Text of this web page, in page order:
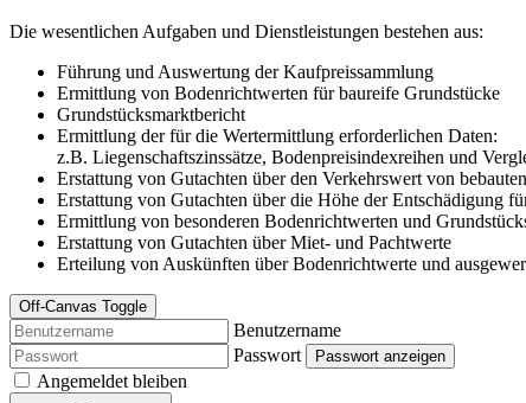
Die wesentlichen Aufgaben und Dienstleistungen bestehen aus:
Führung und Auswertung der Kaufpreissammlung
Ermittlung von Bodenrichtwerten für baureife Grundstücke
Grundstücksmarktbericht
Ermittlung der für die Wertermittlung erforderlichen Daten:
z.B. Liegenschaftszinssätze, Bodenpreisindexreihen und
Erstattung von Gutachten über den Verkehrswert von
Erstattung von Gutachten über die Höhe der Entschädigung
Ermittlung von besonderen Bodenrichtwerten und
Erstattung von Gutachten über Miet- und Pachtwerte
Erteilung von Auskünften über Bodenrichtwerte und
Off-Canvas Toggle
Benutzername
Passwort
Passwort anzeigen
Angemeldet bleiben